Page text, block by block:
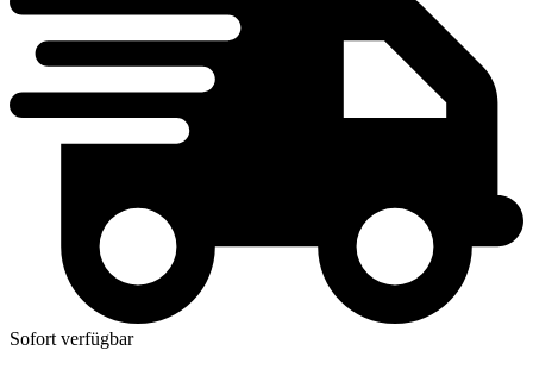
Sofort verfügbar